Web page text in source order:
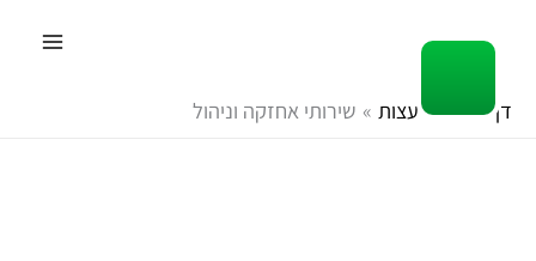
לתוכן
דף הבית עצות שירותי אחזקה וניהול